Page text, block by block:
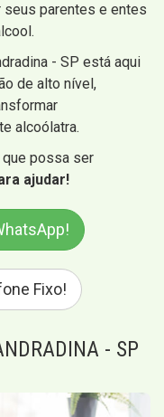
seus parentes e entes
- SP está aqui
de alto nível,
alcoólatra.
que possa ser
ajudar!
Fixo!
- SP